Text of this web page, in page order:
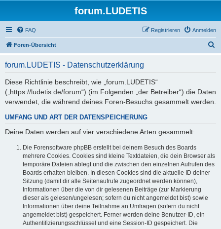
forum.LUDETIS
FAQ Anmelden
Registrieren
Foren-Übersicht
forum.LUDETIS - Datenschutzerklärung
Diese Richtlinie beschreibt, wie „forum.LUDETIS“
(„https://ludetis.de/forum“) (im Folgenden „der Betreiber“) die Daten
verwendet, die während deines Foren-Besuchs gesammelt werden.
UMFANG UND ART DER DATENSPEICHERUNG
Deine Daten werden auf vier verschiedene Arten gesammelt:
Die Forensoftware phpBB erstellt bei deinem Besuch des Boards
mehrere Cookies. Cookies sind kleine Textdateien, die dein Browser als
temporäre Dateien ablegt und die zwischen den einzelnen Aufrufen des
Boards erhalten bleiben. In diesen Cookies sind die aktuelle ID deiner
Sitzung (damit dir alle Seitenaufrufe zugeordnet werden können),
Informationen über die von dir gelesenen Beiträge (zur Markierung
dieser als gelesen/ungelesen; sofern du nicht angemeldet bist) sowie
Informationen über deine Teilnahme an Umfragen (sofern du nicht
angemeldet bist) gespeichert. Ferner werden deine Benutzer-ID, ein
Authentifizierungsschlüssel und eine Session-ID gespeichert. Die